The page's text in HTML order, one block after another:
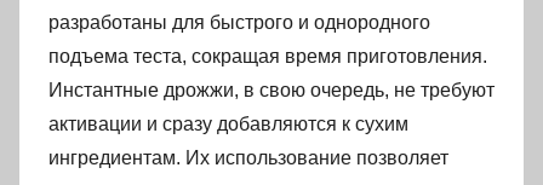
разработаны для быстрого и однородного
подъема теста, сокращая время приготовления.
Инстантные дрожжи, в свою очередь, не требуют
активации и сразу добавляются к сухим
ингредиентам. Их использование позволяет